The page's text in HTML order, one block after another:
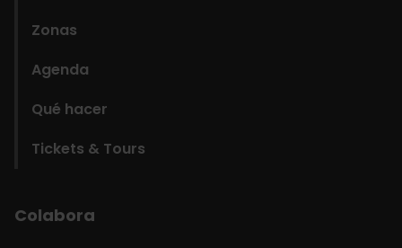
Zonas
Agenda
Qué hacer
Tickets & Tours
Colabora